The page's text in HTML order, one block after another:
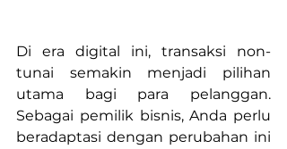
Di era digital ini, transaksi non-
tunai semakin menjadi pilihan
utama bagi para pelanggan.
Sebagai pemilik bisnis, Anda perlu
beradaptasi dengan perubahan ini